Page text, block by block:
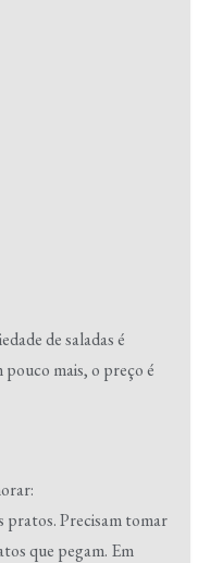
de saladas é
pouco mais, o preço é
pratos. Precisam tomar
que pegam. Em